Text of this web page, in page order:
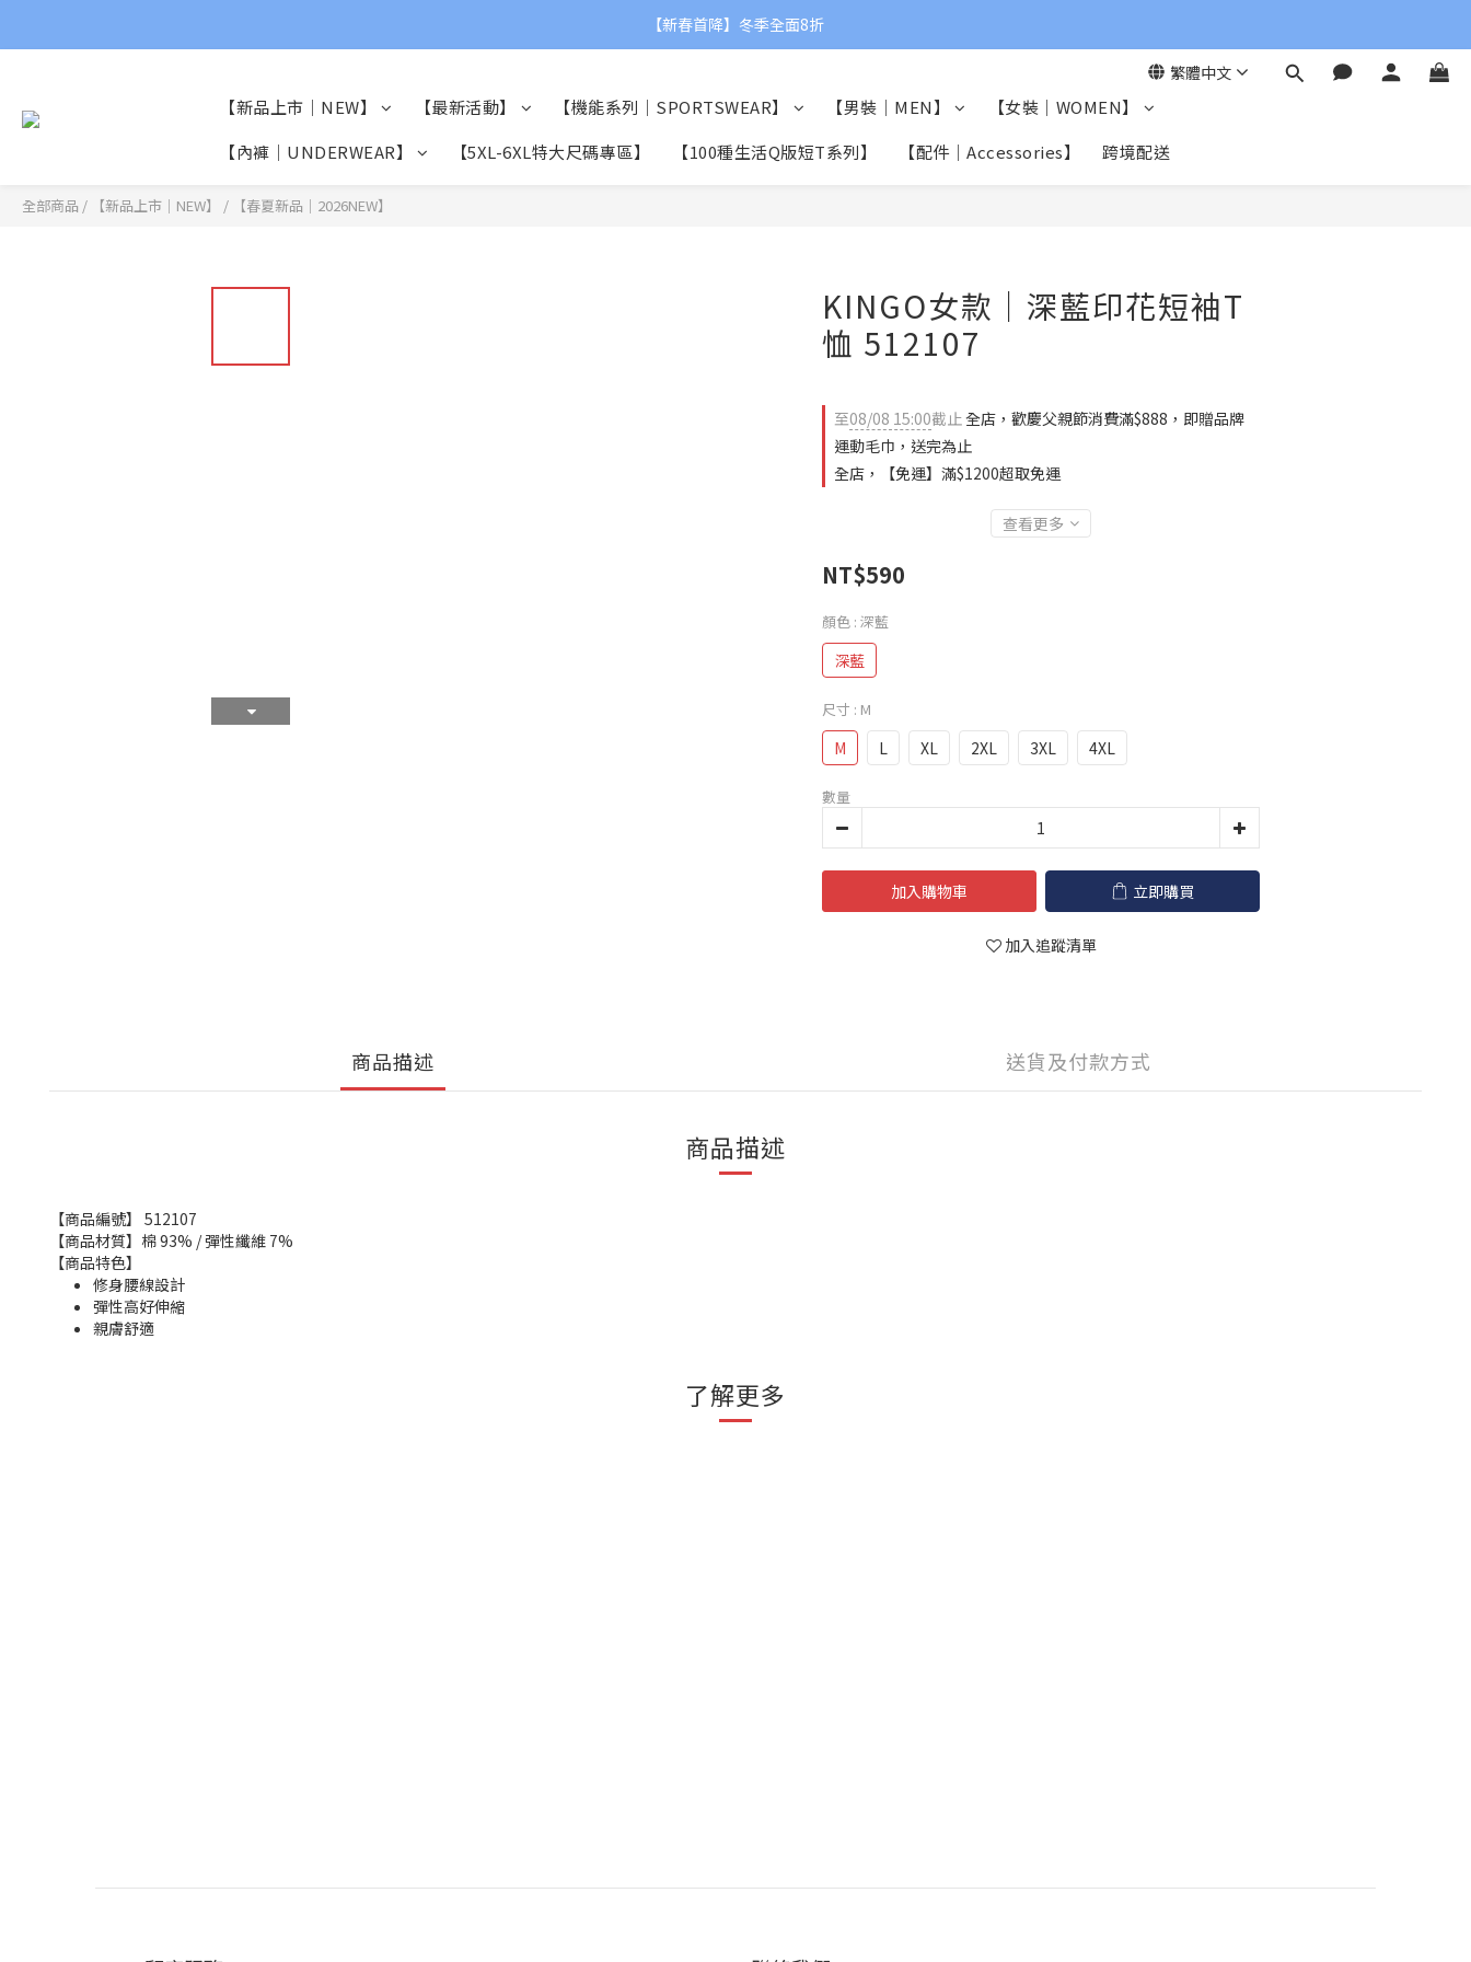
【父親節限定】滿額贈品牌運動毛巾👨❤
【新春首降】冬季全面8折
繁體中文
【新品上市｜NEW】 【最新活動】 【機能系列｜SPORTSWEAR】 【男裝｜MEN】
【女裝｜WOMEN】
【內褲｜UNDERWEAR】
【5XL-6XL特大尺碼專區】 【100種生活Q版短T系列】 【配件｜Accessories】 跨境配送
全部商品 / 【新品上市｜NEW】 / 【春夏新品｜2026NEW】
KINGO女款｜深藍印花短袖T
恤 512107
至08/08 15:00截止全店，歡慶父親節消費滿$888，即贈品牌
運動毛巾，送完為止
全店，【免運】滿$1200超取免運
查看更多
NT$590
顏色 : 深藍
深藍
尺寸 : M
M L XL 2XL 3XL 4XL
數量
加入購物車 立即購買
加入追蹤清單
商品描述 送貨及付款方式
商品描述
【商品編號】 512107
【商品材質】棉 93% / 彈性纖維 7%
【商品特色】
修身腰線設計
彈性高好伸縮
親膚舒適
了解更多